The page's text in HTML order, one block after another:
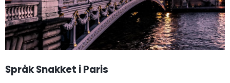
Språk Snakket i Paris